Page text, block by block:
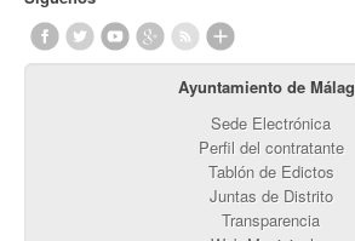
Ayuntamiento de
Sede Electrónica
Perfil del contratante
Tablón de Edictos
Juntas de Distrito
Transparencia